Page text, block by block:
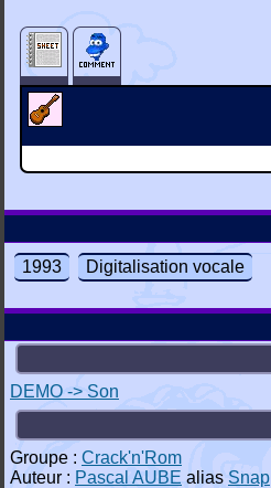
1993 Digitalisation vocale
DEMO -> Son
Groupe : Crack'n'Rom
Auteur : Pascal AUBE alias Snap